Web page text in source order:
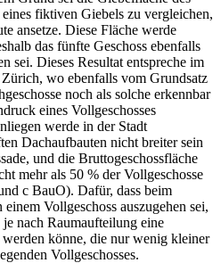
fiktiven Giebels zu vergleichen,
ansetze. Diese Fläche werde
das fünfte Geschoss ebenfalls
sei. Dieses Resultat entspreche im
wo ebenfalls vom Grundsatz
noch als solche erkennbar
eines Vollgeschosses
werde in der Stadt
Dachaufbauten nicht breiter sein
und die Bruttogeschossfläche
mehr als 50 % der Vollgeschosse
c BauO). Dafür, dass beim
Vollgeschoss auszugehen sei,
je nach Raumaufteilung eine
könne, die nur wenig kleiner
Vollgeschosses.